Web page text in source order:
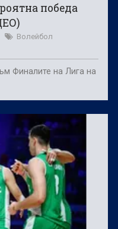
победа
Волейбол
Финалите на Лига на